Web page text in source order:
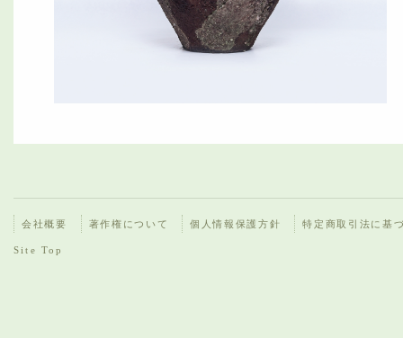
会社概要 著作権について 個人情報保護方針 特定商取引法に基
Site Top